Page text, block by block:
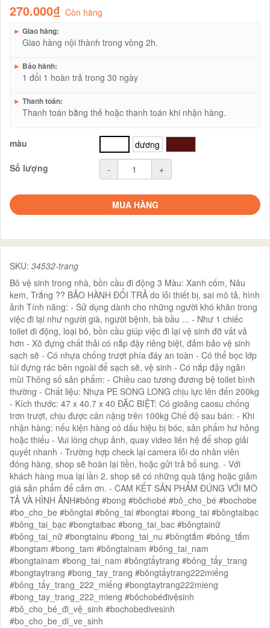
270.000₫ Còn hàng
► Giao hàng:
Giao hàng nội thành trong vòng 2h.
► Bảo hành:
1 đổi 1 hoàn trả trong 30 ngày
► Thanh toán:
Thanh toán bằng thẻ hoặc thanh toán khi nhận hàng.
màu dương
Số lượng
- +
MUA HÀNG
SKU: 34532-trang
Bô vệ sinh trong nhà, bồn cầu đi động 3 Màu: Xanh cốm, Nâu
kem, Trắng ?? BẢO HÀNH ĐỔI TRẢ do lỗi thiết bị, sai mô tả, hình
ảnh Tính năng: - Sử dụng dành cho những người khó khăn trong
việc đi lại như người già, người bệnh, bà bầu ... - Như 1 chiếc
toilet di động, loại bô, bồn cầu giúp việc đi lại vệ sinh đỡ vất vả
hơn - Xô đựng chất thải có nắp đậy riêng biệt, đảm bảo vệ sinh
sạch sẽ - Có nhựa chống trượt phía đáy an toàn - Có thể bọc lớp
túi đựng rác bên ngoài để sạch sẽ, vệ sinh - Có nắp đậy ngăn
mùi Thông số sản phẩm: - Chiều cao tương đương bệ toilet bình
thường - Chất liệu: Nhựa PE SONG LONG chịu lực lên đến 200kg
- Kích thước: 47 x 40.7 x 40 ĐẶC BIỆT: Có gioăng caosu chống
trơn trượt, chịu được cân nặng trên 100kg Chế độ sau bán: - Khi
nhận hàng: nếu kiện hàng có dấu hiệu bị bóc, sản phẩm hư hỏng
hoặc thiếu - Vui lòng chụp ảnh, quay video liên hệ để shop giải
quyết nhanh - Trường hợp check lại camera lỗi do nhân viên
đóng hàng, shop sẽ hoàn lại tiền, hoặc gửi trả bổ sung. - Với
khách hàng mua lại lần 2, shop sẽ có những quà tặng hoặc giảm
giá sản phẩm để cảm ơn. - CAM KẾT SẢN PHẨM ĐÚNG VỚI MÔ
TẢ VÀ HÌNH ẢNH#bông #bong #bôchobé #bô_cho_bé #bochobe
#bo_cho_be #bôngtai #bông_tai #bongtai #bong_tai #bôngtaibạc
#bông_tai_bạc #bongtaibac #bong_tai_bac #bôngtainữ
#bông_tai_nữ #bongtainu #bong_tai_nu #bôngtắm #bông_tắm
#bongtam #bong_tam #bôngtainam #bông_tai_nam
#bongtainam #bong_tai_nam #bôngtẩytrang #bông_tẩy_trang
#bongtaytrang #bong_tay_trang #bôngtẩytrang222miếng
#bông_tẩy_trang_222_miếng #bongtaytrang222mieng
#bong_tay_trang_222_mieng #bôchobéđivệsinh
#bô_cho_bé_đi_vệ_sinh #bochobedivesinh
#bo_cho_be_di_ve_sinh